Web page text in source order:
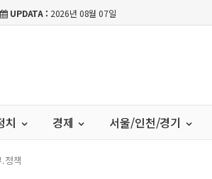
UPDATA : 2026년 08월 07일
치 경제 서울/인천/경기
정책